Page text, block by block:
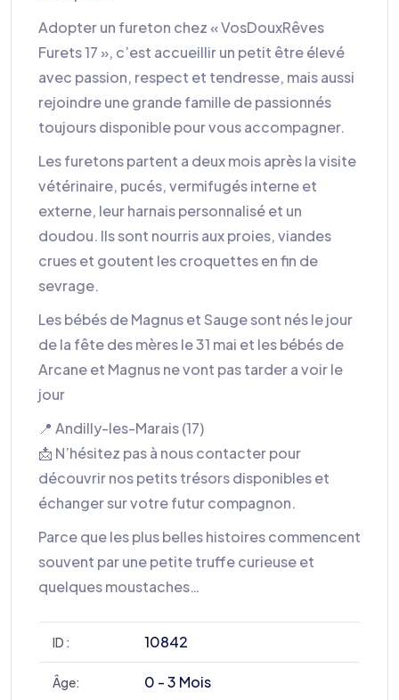
Adopter un fureton chez « VosDouxRêves
Furets 17 », c’est accueillir un petit être élevé
avec passion, respect et tendresse, mais aussi
rejoindre une grande famille de passionnés
toujours disponible pour vous accompagner.
Les furetons partent a deux mois après la visite
vétérinaire, pucés, vermifugés interne et
externe, leur harnais personnalisé et un
doudou. Ils sont nourris aux proies, viandes
crues et goutent les croquettes en fin de
sevrage.
Les bébés de Magnus et Sauge sont nés le jour
de la fête des mères le 31 mai et les bébés de
Arcane et Magnus ne vont pas tarder a voir le
jour
📍 Andilly-les-Marais (17)
📩 N’hésitez pas à nous contacter pour
découvrir nos petits trésors disponibles et
échanger sur votre futur compagnon.
Parce que les plus belles histoires commencent
souvent par une petite truffe curieuse et
quelques moustaches…
ID : 10842
Âge: 0 - 3 Mois